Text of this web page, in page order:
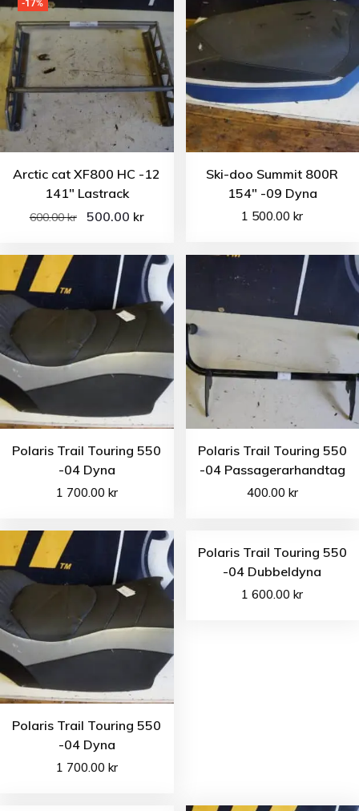
-17%
Arctic cat XF800 HC -12
141″ Lastrack
600.00kr 500.00 kr
Ski-doo Summit 800R
154″ -09 Dyna
1 500.00kr
Polaris Trail Touring 550
-04 Dyna
1 700.00 kr
Polaris Trail Touring 550
-04 Passagerarhandtag
400.00 kr
Polaris Trail Touring 550
-04 Dyna
1 700.00 kr
Polaris Trail Touring 550
-04 Dubbeldyna
1 600.00kr